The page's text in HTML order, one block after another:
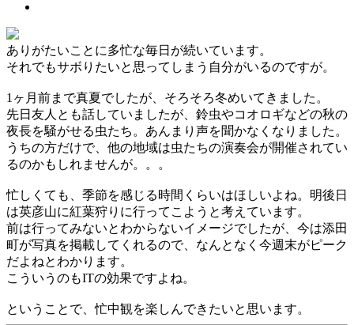
ありがたいことに多忙な毎日が続いています。
それでもサボりたいと思ってしまう自分がいるのですが。
1ヶ月前まで真夏でしたが、そろそろ冬めいてきました。
先日友人とも話していましたが、鈴虫やコオロギなどの秋の
夜長を騒がせる虫たち。あんまり声を聞かなくなりました。
うちの方だけで、他の地域は虫たちの演奏会が開催されてい
るのかもしれませんが。。。
忙しくても、季節を感じる時間くらいはほしいよね。明後日
は英彦山に紅葉狩りに行ってこようと考えています。
前は行ってみないとわからないイメージでしたが、今は添田
町が写真を掲載してくれるので、なんとなく今週末がピーク
だよねとわかります。
こういうのもITの効果ですよね。
ということで、忙中観を楽しんできたいと思います。